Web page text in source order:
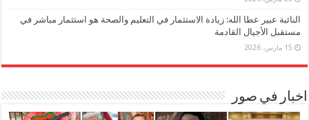
النائبة عبير عطا الله: زيادة الاستثمار في التعليم والصحة هو استثمار مباشر في
مستقبل الأجيال القادمة
15 مارس، 2026
اخبار في صور